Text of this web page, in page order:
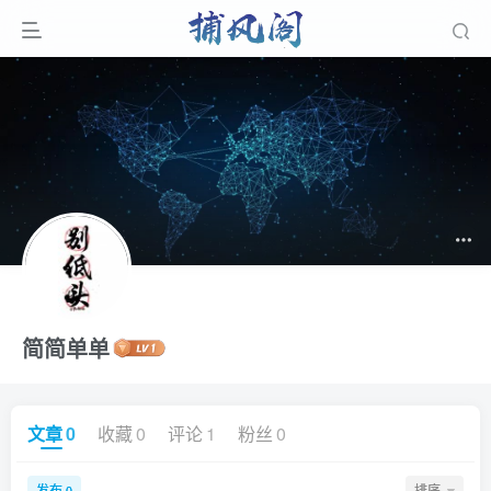
简简单单
文章0 收藏0 评论1 粉丝 0